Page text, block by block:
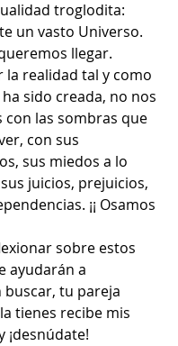
troglodita:
un vasto Universo.
llegar.
la realidad tal y como
sido creada, no nos
las sombras que
con sus
sus miedos a lo
juicios, prejuicios,
¡¡ Osamos
sobre estos
ayudarán a
tu pareja
tienes recibe mis
¡desnúdate!